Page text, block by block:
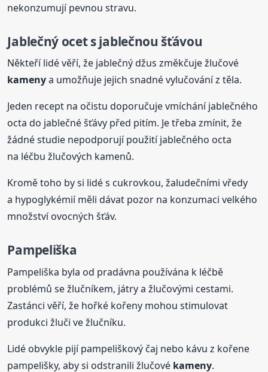
nekonzumují pevnou stravu.
Jablečný ocet s jablečnou šťávou
Někteří lidé věří, že jablečný džus změkčuje žlučové
kamenya umožňuje jejich snadné vylučování z těla.
Jeden recept na očistu doporučuje vmíchání jablečného
octa do jablečné šťávy před pitím. Je třeba zmínit, že
žádné studie nepodporují použití jablečného octa
na léčbu žlučových kamenů.
Kromě toho by si lidé s cukrovkou, žaludečními vředy
a hypoglykémií měli dávat pozor na konzumaci velkého
množství ovocných šťáv.
Pampeliška
Pampeliška byla od pradávna používána k léčbě
problémů se žlučníkem, játry a žlučovými cestami.
Zastánci věří, že hořké kořeny mohou stimulovat
produkci žluči ve žlučníku.
Lidé obvykle pijí pampeliškový čaj nebo kávu z kořene
pampelišky, aby si odstranili žlučové kameny.